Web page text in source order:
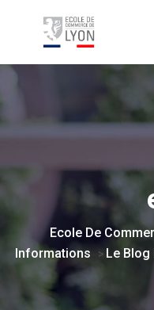
Ecole De
Informations > Le Blog